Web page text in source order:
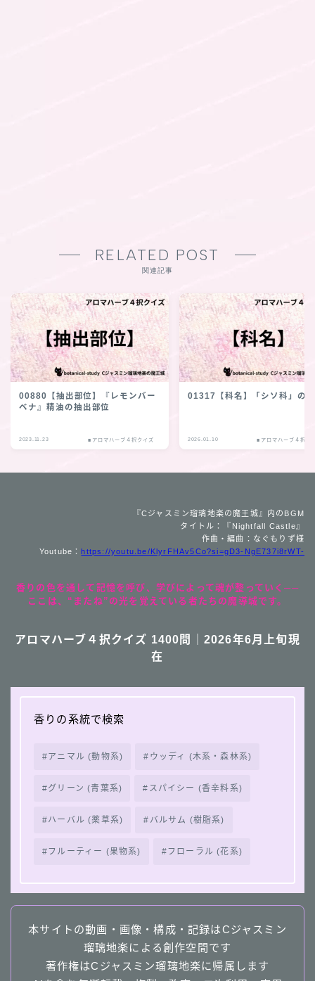
RELATED POST
関連記事
00880【抽出部位】『レモンバー
ベナ』精油の抽出部位
2023.11.23 ■アロマハーブ４択クイズ
01317【科名】「シソ科」の
2026.01.10 ■アロマハーブ４択ク
『Cジャスミン瑠璃地楽の魔王城』内のBGM
タイトル：『Nightfall Castle』
作曲・編曲：なぐもりず様
Youtube： https://youtu.be/KlyrFHAv5Co?si=gD3-NgE737i8rWT-
香りの色を通して記憶を呼び、学びによって魂が整っていく──
ここは、“またね”の光を覚えている者たちの魔導城です。
アロマハーブ４択クイズ 1400問｜2026年6月上旬現
在
香りの系統で検索
アニマル (動物系) ウッディ (木系・森林系)
グリーン (青葉系) スパイシー (香辛料系)
ハーバル (薬草系) バルサム (樹脂系)
フルーティー (果物系) フローラル (花系)
本サイトの動画・画像・構成・記録はCジャスミン
瑠璃地楽による創作空間です
著作権はCジャスミン瑠璃地楽に帰属します